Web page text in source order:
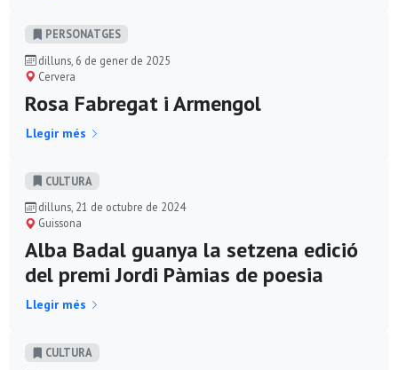
PERSONATGES
dilluns, 6 de gener de 2025
Cervera
Rosa Fabregat i Armengol
Llegir més
CULTURA
dilluns, 21 de octubre de 2024
Guissona
Alba Badal guanya la setzena edició
del premi Jordi Pàmias de poesia
Llegir més
CULTURA